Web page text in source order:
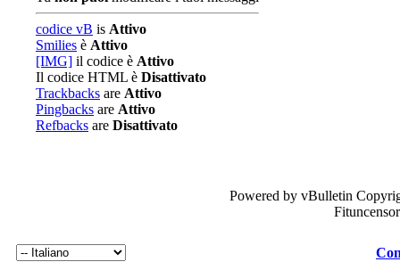
codice vB is Attivo
Smilies è Attivo
[IMG] il codice è Attivo
Il codice HTML è Disattivato
Trackbacks are Attivo
Pingbacks are Attivo
Refbacks are Disattivato
Powered by vBulletin